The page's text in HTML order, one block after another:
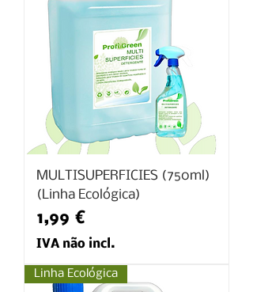
MULTISUPERFICIES (750ml)
(Linha Ecológica)
Preço
1,99 €
IVA não incl.
Linha Ecológica